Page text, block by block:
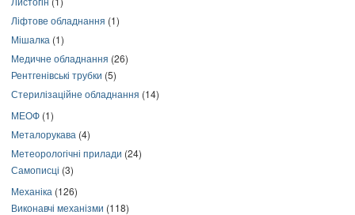
Ліфтове обладнання (1)
Мішалка (1)
Медичне обладнання (26)
Рентгенівські трубки (5)
Стерилізаційне обладнання (14)
МЕОФ (1)
Металорукава (4)
Метеорологічні прилади (24)
Самописці (3)
Механіка (126)
Виконавчі механізми (118)